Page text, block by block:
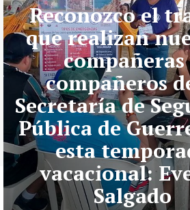
Reconozco el
que realizan
compañeras
compañeros
Secretaría de
Pública de
esta
vacacional:
Salgado